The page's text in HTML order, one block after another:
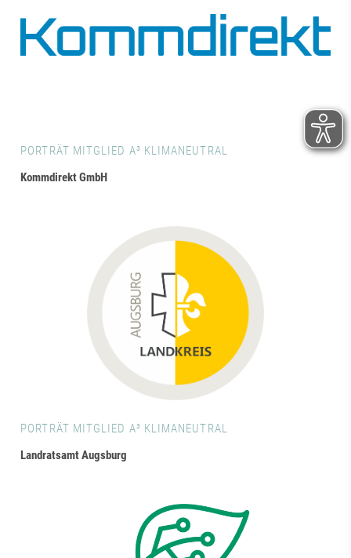
PORTRÄT MITGLIED A³ KLIMANEUTRAL
Kommdirekt GmbH
PORTRÄT MITGLIED A³ KLIMANEUTRAL
Landratsamt Augsburg